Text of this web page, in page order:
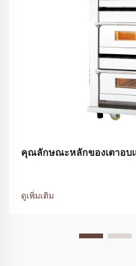
คุณลักษณะหลักของเตาอบ
ดูเพิ่มเติม